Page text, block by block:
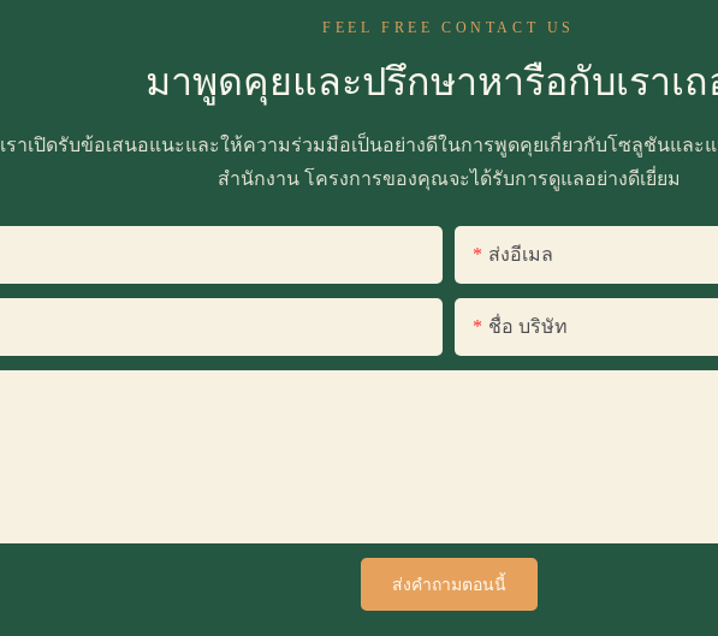
FEEL FREE CONTACT US
มาพูดคุยและปรึกษาหารือกับเราเถ
เราเปิดรับข้อเสนอแนะและให้ความร่วมมือเป็นอย่างดีในการพูดคุยเกี่ยวกับโซลูชันและ
สำนักงาน โครงการของคุณจะได้รับการดูแลอย่างดีเยี่ยม
ส่งอีเมล
ชื่อ บริษัท
ส่งคำถามตอนนี้